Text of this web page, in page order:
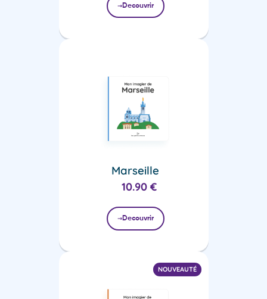
Decouvrir
Marseille
10.90 €
Decouvrir
NOUVEAUTÉ